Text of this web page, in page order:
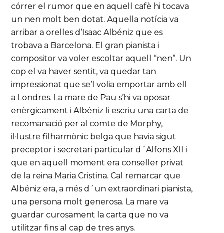
córrer el rumor que en aquell cafè hi tocava
un nen molt ben dotat. Aquella notícia va
arribar a orelles d’Isaac Albéniz que es
trobava a Barcelona. El gran pianista i
compositor va voler escoltar aquell “nen”. Un
cop el va haver sentit, va quedar tan
impressionat que se’l volia emportar amb ell
a Londres. La mare de Pau s’hi va oposar
enèrgicament i Albéniz li escriu una carta de
recomanació per al comte de Morphy,
il·lustre filharmònic belga que havia sigut
preceptor i secretari particular d´Alfons XII i
que en aquell moment era conseller privat
de la reina Maria Cristina. Cal remarcar que
Albéniz era, a més d´un extraordinari pianista,
una persona molt generosa. La mare va
guardar curosament la carta que no va
utilitzar fins al cap de tres anys.